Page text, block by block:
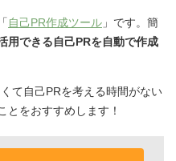
自己PR作成ツール 」です。簡
用できる自己PRを自動で作成
て自己PRを考える時間がない
とをおすすめします！